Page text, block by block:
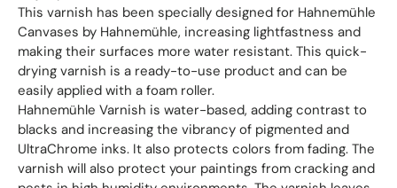
This varnish has been specially designed for Hahnemühle
Canvases by Hahnemühle, increasing lightfastness and
making their surfaces more water resistant. This quick-
drying varnish is a ready-to-use product and can be
easily applied with a foam roller.
Hahnemühle Varnish is water-based, adding contrast to
blacks and increasing the vibrancy of pigmented and
UltraChrome inks. It also protects colors from fading. The
varnish will also protect your paintings from cracking and